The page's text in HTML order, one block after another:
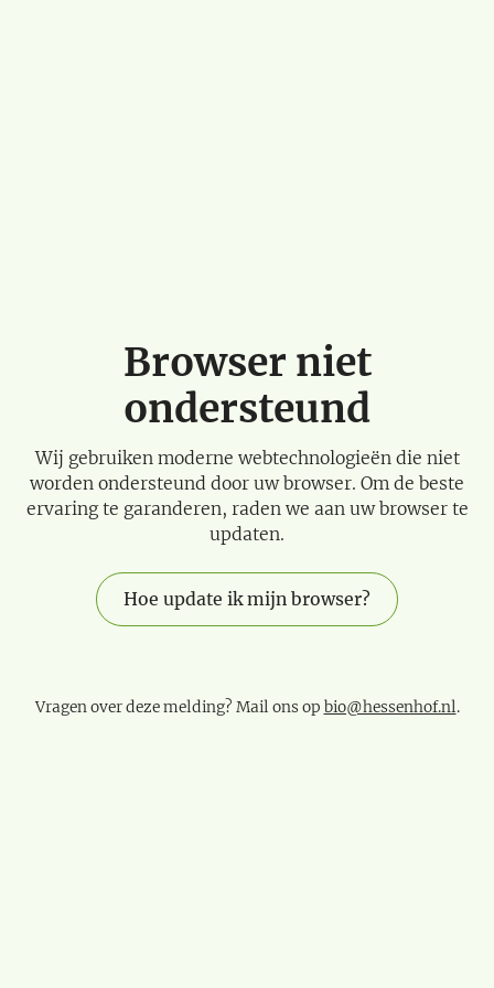
Browser niet
ondersteund
Wij gebruiken moderne webtechnologieën die niet
worden ondersteund door uw browser. Om de beste
ervaring te garanderen, raden we aan uw browser te
updaten.
Hoe update ik mijn browser?
Vragen over deze melding? Mail ons op bio@hessenhof.nl.